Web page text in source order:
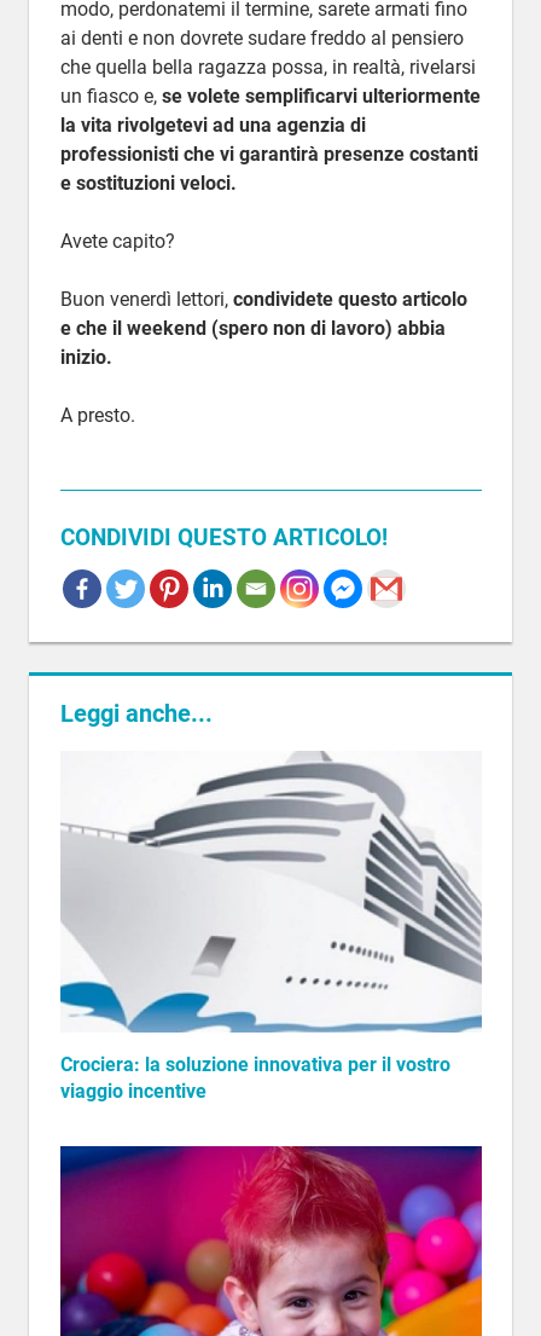
modo, perdonatemi il termine, sarete armati fino
ai denti e non dovrete sudare freddo al pensiero
che quella bella ragazza possa, in realtà, rivelarsi
un fiasco e, se volete semplificarvi ulteriormente
la vita rivolgetevi ad una agenzia di
professionisti che vi garantirà presenze costanti
e sostituzioni veloci.
Avete capito?
Buon venerdì lettori, condividete questo articolo
e che il weekend (spero non di lavoro) abbia
inizio.
A presto.
CONDIVIDI QUESTO ARTICOLO!
PRACTICE
HOSTESS
Leggi anche...
Crociera: la soluzione innovativa per il vostro
viaggio incentive